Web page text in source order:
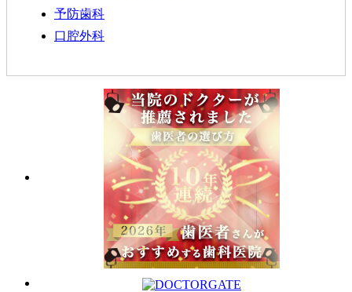
予防歯科
口腔外科